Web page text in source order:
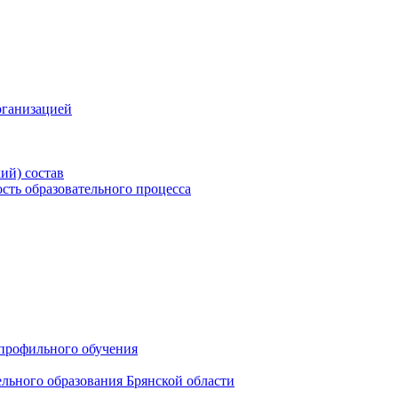
состав
образовательного процесса
обучения
образования Брянской области